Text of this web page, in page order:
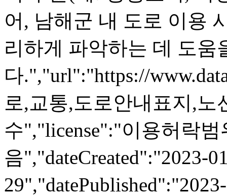
어, 남해군 내 도로 이용
리하게 파악하는 데 도움
다.","url":"https://
로,교통,도로안내표지,노
수","license":"이용허락범
음","dateCreated":"2023-